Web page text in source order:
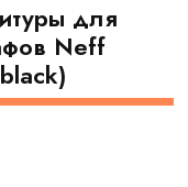
для
Neff